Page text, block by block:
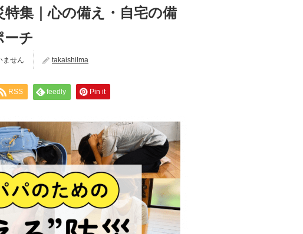
集｜心の備え・自宅の備
ーチ
ません takaishilma
RSS feedly Pin it